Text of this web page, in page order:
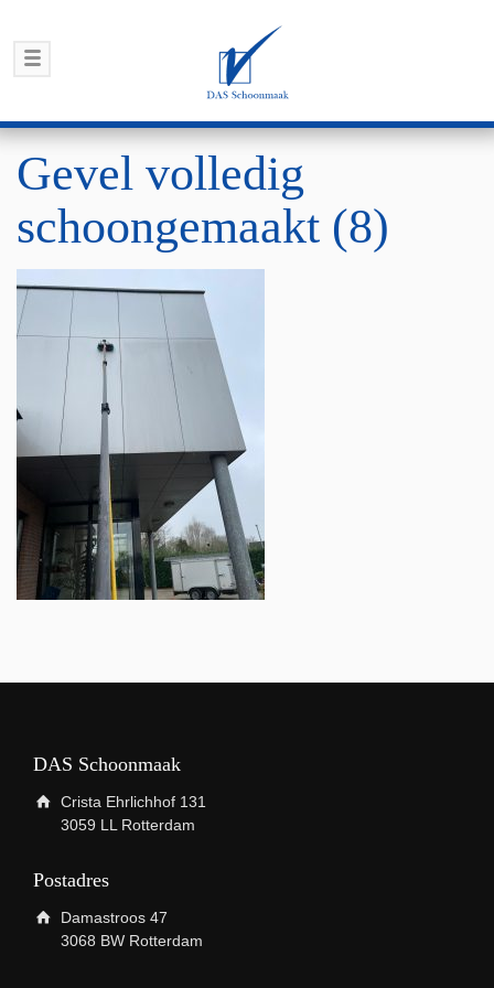
Gevel volledig
schoongemaakt (8)
DAS Schoonmaak
Crista Ehrlichhof 131
3059 LL Rotterdam
Postadres
Damastroos 47
3068 BW Rotterdam